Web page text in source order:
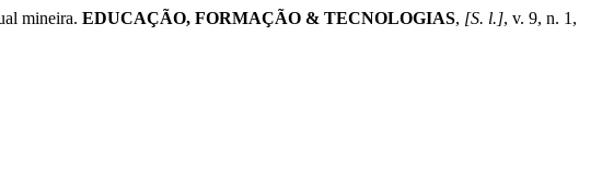
mineira. EDUCAÇÃO, FORMAÇÃO & TECNOLOGIAS, [S. l.], v. 9, n. 1,